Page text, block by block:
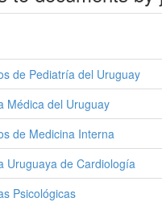
de Pediatría del Uruguay
Médica del Uruguay
de Medicina Interna
Uruguaya de Cardiología
Psicológicas